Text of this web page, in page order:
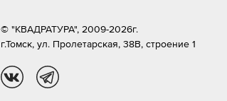
© "КВАДРАТУРА", 2009-2026г.
г.Томск, ул. Пролетарская, 38В, строение 1